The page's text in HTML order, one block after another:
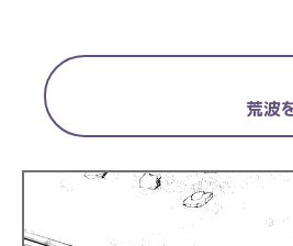
荒波